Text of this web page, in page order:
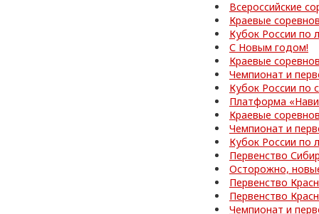
Всероссийские
Краевые
Кубок России по
С Новым годом!
Краевые
Чемпионат и
Кубок России по
Платформа
Краевые
Чемпионат и
Кубок России по
Первенство
Осторожно,
Первенство
Первенство
Чемпионат и